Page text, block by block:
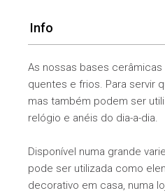
Info
As nossas bases
quentes e frios. Para servir
mas também podem ser
relógio e anéis do dia-a-dia.
Disponível numa grande
pode ser utilizada como
decorativo em casa, numa